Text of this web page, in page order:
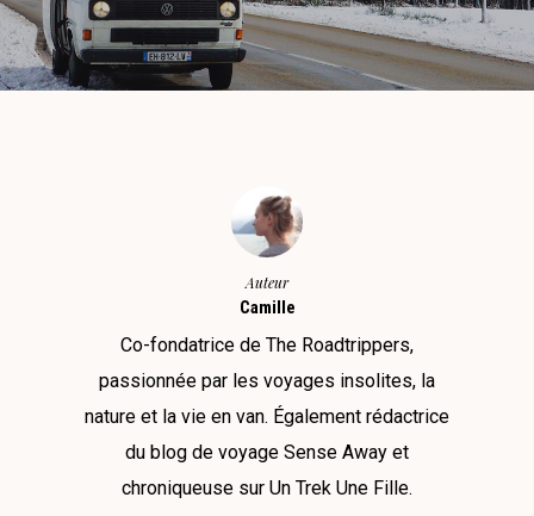
Auteur
Camille
Co-fondatrice de The Roadtrippers,
passionnée par les voyages insolites, la
nature et la vie en van. Également rédactrice
du blog de voyage Sense Away et
chroniqueuse sur Un Trek Une Fille.